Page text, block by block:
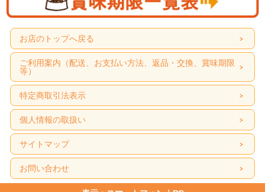
商品特長
お店のトップへ戻る
ご利用案内（配送、お支払い方法、返品・交換、賞味期限
等）
特定商取引法表示
個人情報の取扱い
サイトマップ
お問い合わせ